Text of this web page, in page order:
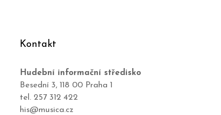
Kontakt
Hudební informační středisko
Besední 3, 118 00 Praha 1
tel. 257 312 422
his@musica.cz